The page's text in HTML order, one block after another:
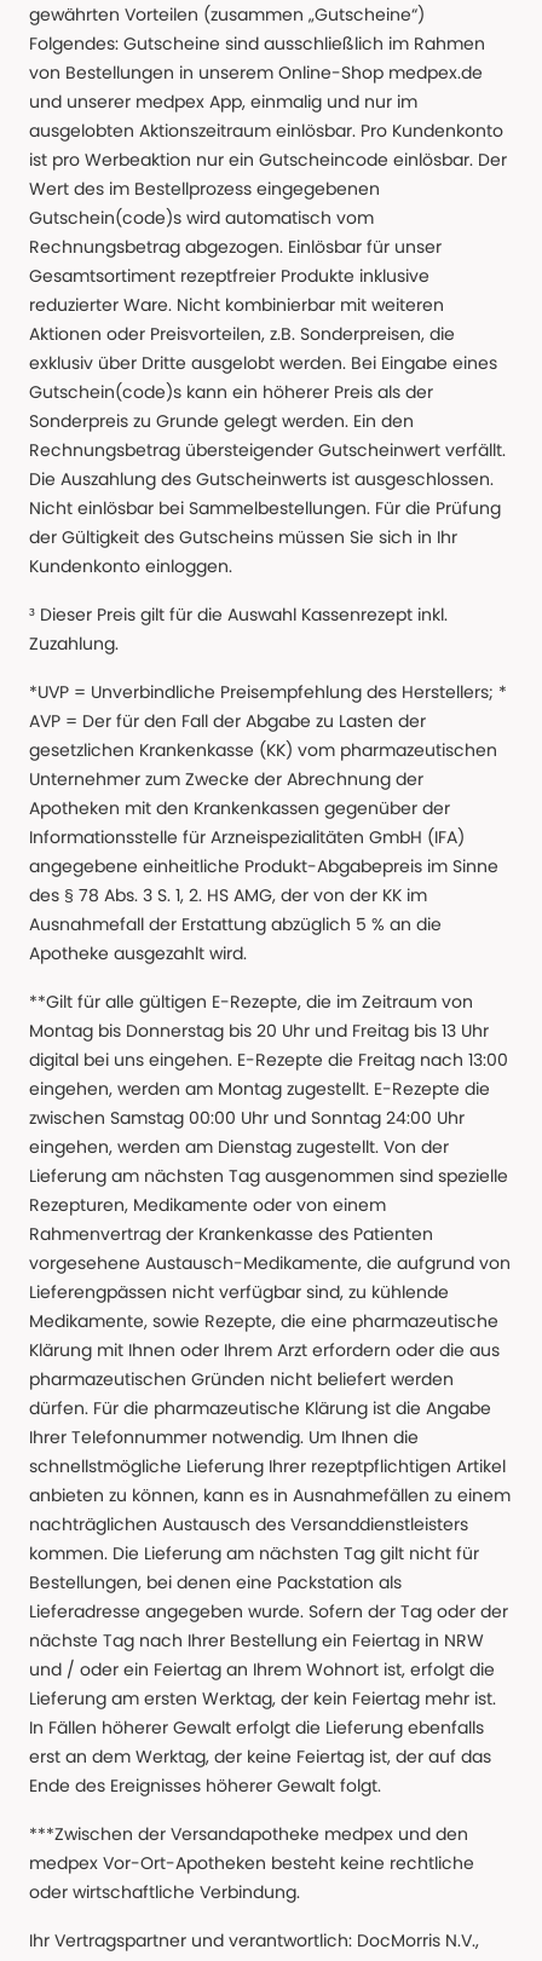
gewährten Vorteilen (zusammen „Gutscheine“)
Folgendes: Gutscheine sind ausschließlich im Rahmen
von Bestellungen in unserem Online-Shop medpex.de
und unserer medpex App, einmalig und nur im
ausgelobten Aktionszeitraum einlösbar. Pro Kundenkonto
ist pro Werbeaktion nur ein Gutscheincode einlösbar. Der
Wert des im Bestellprozess eingegebenen
Gutschein(code)s wird automatisch vom
Rechnungsbetrag abgezogen. Einlösbar für unser
Gesamtsortiment rezeptfreier Produkte inklusive
reduzierter Ware. Nicht kombinierbar mit weiteren
Aktionen oder Preisvorteilen, z.B. Sonderpreisen, die
exklusiv über Dritte ausgelobt werden. Bei Eingabe eines
Gutschein(code)s kann ein höherer Preis als der
Sonderpreis zu Grunde gelegt werden. Ein den
Rechnungsbetrag übersteigender Gutscheinwert verfällt.
Die Auszahlung des Gutscheinwerts ist ausgeschlossen.
Nicht einlösbar bei Sammelbestellungen. Für die Prüfung
der Gültigkeit des Gutscheins müssen Sie sich in Ihr
Kundenkonto einloggen.
³ Dieser Preis gilt für die Auswahl Kassenrezept inkl.
Zuzahlung.
*UVP = Unverbindliche Preisempfehlung des Herstellers; *
AVP = Der für den Fall der Abgabe zu Lasten der
gesetzlichen Krankenkasse (KK) vom pharmazeutischen
Unternehmer zum Zwecke der Abrechnung der
Apotheken mit den Krankenkassen gegenüber der
Informationsstelle für Arzneispezialitäten GmbH (IFA)
angegebene einheitliche Produkt-Abgabepreis im Sinne
des § 78 Abs. 3 S. 1, 2. HS AMG, der von der KK im
Ausnahmefall der Erstattung abzüglich 5 % an die
Apotheke ausgezahlt wird.
**Gilt für alle gültigen E-Rezepte, die im Zeitraum von
Montag bis Donnerstag bis 20 Uhr und Freitag bis 13 Uhr
digital bei uns eingehen. E-Rezepte die Freitag nach 13:00
eingehen, werden am Montag zugestellt. E-Rezepte die
zwischen Samstag 00:00 Uhr und Sonntag 24:00 Uhr
eingehen, werden am Dienstag zugestellt. Von der
Lieferung am nächsten Tag ausgenommen sind spezielle
Rezepturen, Medikamente oder von einem
Rahmenvertrag der Krankenkasse des Patienten
vorgesehene Austausch-Medikamente, die aufgrund von
Lieferengpässen nicht verfügbar sind, zu kühlende
Medikamente, sowie Rezepte, die eine pharmazeutische
Klärung mit Ihnen oder Ihrem Arzt erfordern oder die aus
pharmazeutischen Gründen nicht beliefert werden
dürfen. Für die pharmazeutische Klärung ist die Angabe
Ihrer Telefonnummer notwendig. Um Ihnen die
schnellstmögliche Lieferung Ihrer rezeptpflichtigen Artikel
anbieten zu können, kann es in Ausnahmefällen zu einem
nachträglichen Austausch des Versanddienstleisters
kommen. Die Lieferung am nächsten Tag gilt nicht für
Bestellungen, bei denen eine Packstation als
Lieferadresse angegeben wurde. Sofern der Tag oder der
nächste Tag nach Ihrer Bestellung ein Feiertag in NRW
und / oder ein Feiertag an Ihrem Wohnort ist, erfolgt die
Lieferung am ersten Werktag, der kein Feiertag mehr ist.
In Fällen höherer Gewalt erfolgt die Lieferung ebenfalls
erst an dem Werktag, der keine Feiertag ist, der auf das
Ende des Ereignisses höherer Gewalt folgt.
***Zwischen der Versandapotheke medpex und den
medpex Vor-Ort-Apotheken besteht keine rechtliche
oder wirtschaftliche Verbindung.
Ihr Vertragspartner und verantwortlich: DocMorris N.V.,